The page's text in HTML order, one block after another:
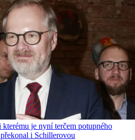
je nyní terčem potupného
i Schillerovou